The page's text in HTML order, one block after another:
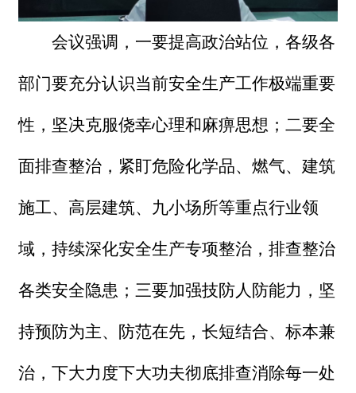
会议强调，一要提高政治站位，各级各
部门要充分认识当前安全生产工作极端重要
性，坚决克服侥幸心理和麻痹思想；二要全
面排查整治，紧盯危险化学品、燃气、建筑
施工、高层建筑、九小场所等重点行业领
域，持续深化安全生产专项整治，排查整治
各类安全隐患；三要加强技防人防能力，坚
持预防为主、防范在先，长短结合、标本兼
治，下大力度下大功夫彻底排查消除每一处